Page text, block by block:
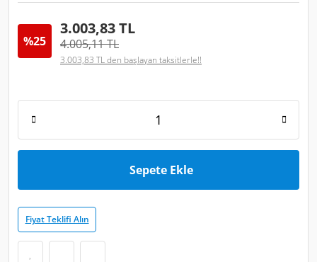
%25
3.003,83 TL
4.005,11 TL
3.003,83 TL den başlayan taksitlerle!!
Sepete Ekle
Fiyat Teklifi Alın